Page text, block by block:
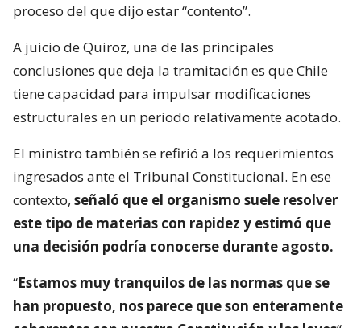
proceso del que dijo estar “contento”.
A juicio de Quiroz, una de las principales
conclusiones que deja la tramitación es que Chile
tiene capacidad para impulsar modificaciones
estructurales en un periodo relativamente acotado.
El ministro también se refirió a los requerimientos
ingresados ante el Tribunal Constitucional. En ese
contexto, señaló que el organismo suele resolver
este tipo de materias con rapidez y estimó que
una decisión podría conocerse durante agosto.
“Estamos muy tranquilos de las normas que se
han propuesto, nos parece que son enteramente